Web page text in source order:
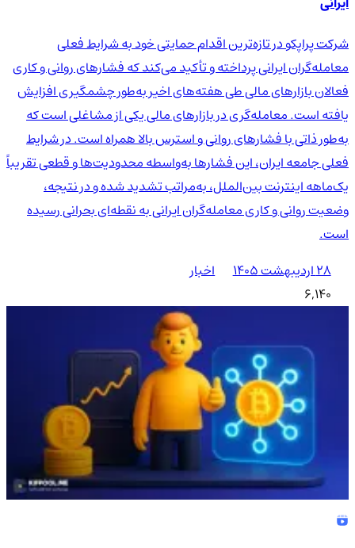
شرکت پراپکو در تازه‌ترین اقدام حمایتی خود به شرایط فعلی
معامله‌گران ایرانی پرداخته و تأکید می‌کند که فشارهای روانی و کاری
فعالان بازارهای مالی طی هفته‌های اخیر به‌طور چشمگیری افزایش
یافته است. معامله‌گری در بازارهای مالی یکی از مشاغلی است که
به‌طور ذاتی با فشارهای روانی و استرس بالا همراه است. در شرایط
فعلی جامعه ایران، این فشارها به‌واسطه محدودیت‌ها و قطعی تقریباً
یک‌ماهه اینترنت بین‌الملل، به‌مراتب تشدید شده و در نتیجه،
وضعیت روانی و کاری معامله‌گران ایرانی به نقطه‌ای بحرانی رسیده
است.
۲۸ اردیبهشت ۱۴۰۵
اخبار
6,140